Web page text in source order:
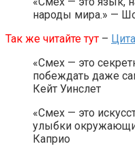
народы мира.» —
Так же читайте тут –
«Смех — это
побеждать даже
Кейт Уинслет
«Смех — это
улыбки
Каприо